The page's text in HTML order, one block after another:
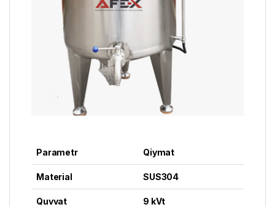
Parametr Qiymat
Material SUS304
Quvvat 9 kVt